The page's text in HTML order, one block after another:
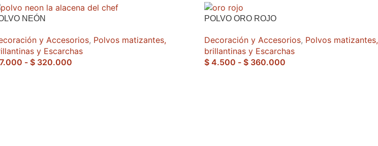
NEÓN
y Accesorios, Polvos matizantes,
y Escarchas
- $ 320.000
POLVO ORO ROJO
Decoración y Accesorios, Polvos matizantes,
brillantinas y Escarchas
$ 4.500 - $ 360.000